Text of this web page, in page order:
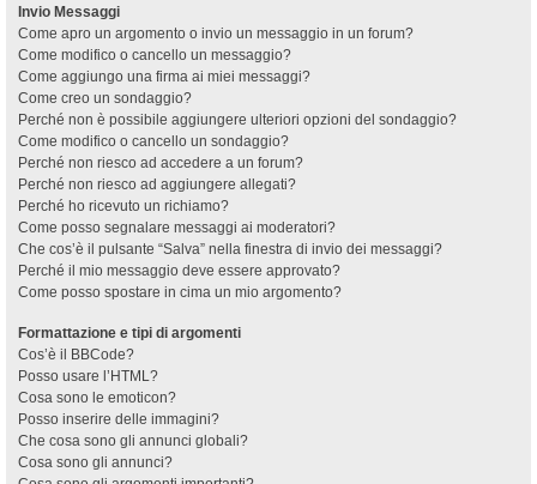
Invio Messaggi
Come apro un argomento o invio un messaggio in un forum?
Come modifico o cancello un messaggio?
Come aggiungo una firma ai miei messaggi?
Come creo un sondaggio?
Perché non è possibile aggiungere ulteriori opzioni del sondaggio?
Come modifico o cancello un sondaggio?
Perché non riesco ad accedere a un forum?
Perché non riesco ad aggiungere allegati?
Perché ho ricevuto un richiamo?
Come posso segnalare messaggi ai moderatori?
Che cos’è il pulsante “Salva” nella finestra di invio dei messaggi?
Perché il mio messaggio deve essere approvato?
Come posso spostare in cima un mio argomento?
Formattazione e tipi di argomenti
Cos’è il BBCode?
Posso usare l’HTML?
Cosa sono le emoticon?
Posso inserire delle immagini?
Che cosa sono gli annunci globali?
Cosa sono gli annunci?